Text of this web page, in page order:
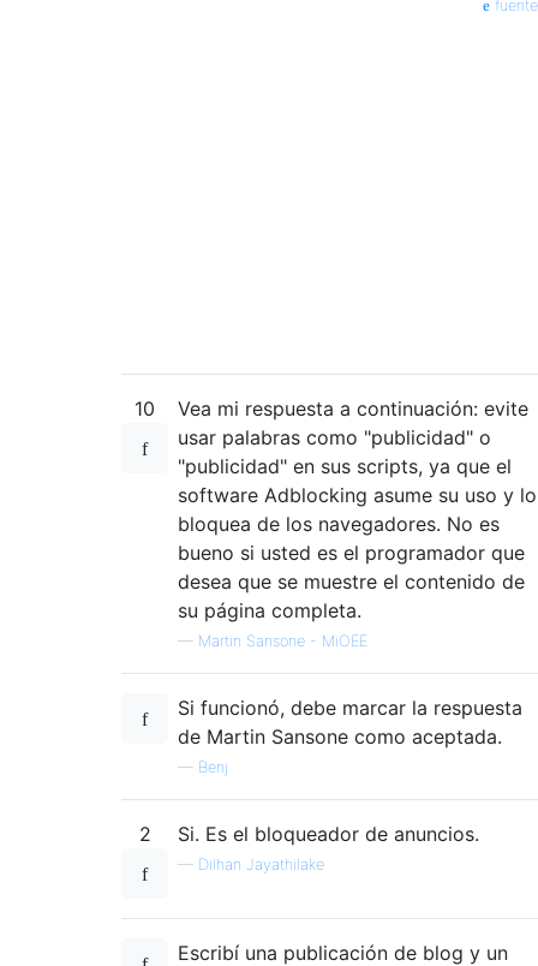
fuente
10
Vea mi respuesta a continuación: evite
usar palabras como "publicidad" o
"publicidad" en sus scripts, ya que el
software Adblocking asume su uso y lo
bloquea de los navegadores. No es
bueno si usted es el programador que
desea que se muestre el contenido de
su página completa.
— Martin Sansone - MiOEE
Si funcionó, debe marcar la respuesta
de Martin Sansone como aceptada.
— Benj
2 Si. Es el bloqueador de anuncios.
— Dilhan Jayathilake
Escribí una publicación de blog y un